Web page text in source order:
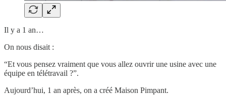
Il y a 1 an…
On nous disait :
“Et vous pensez vraiment que vous allez ouvrir une usine avec une
équipe en télétravail ?”.
Aujourd’hui, 1 an après, on a créé Maison Pimpant.